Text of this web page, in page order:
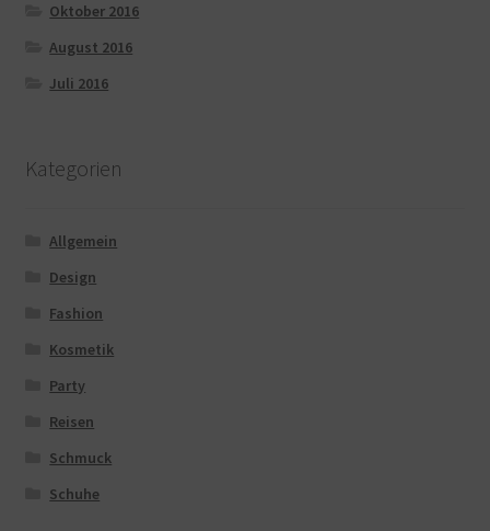
Oktober 2016
August 2016
Juli 2016
Kategorien
Allgemein
Design
Fashion
Kosmetik
Party
Reisen
Schmuck
Schuhe